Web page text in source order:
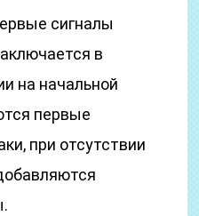
сигналы
в
на начальной
первые
при отсутствии